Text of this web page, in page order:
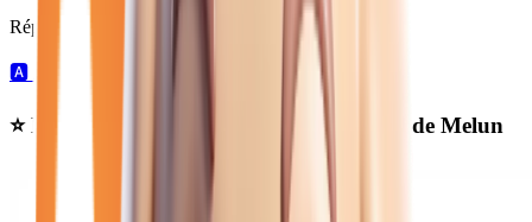
Répartition par boîte de vitesses :
🅰️
⭐ Nos meilleures offres citroen diesel près de Melun